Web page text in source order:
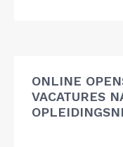
ONLINE
VACATURES